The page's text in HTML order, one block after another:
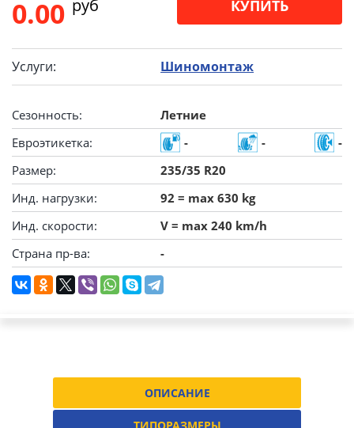
0.00 pуб КУПИТЬ
Услуги: Шиномонтаж
Сезонность:
Летние
Евроэтикетка:
- -
-
Размер:
235/35 R20
Инд. нагрузки:
92 = max 630 kg
Инд. скорости:
V = max 240 km/h
Страна пр-ва:
-
ОПИСАНИЕ
ТИПОРАЗМЕРЫ